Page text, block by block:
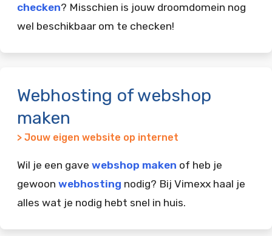
checken? Misschien is jouw droomdomein nog
wel beschikbaar om te checken!
Webhosting of webshop
maken
> Jouw eigen website op internet
Wil je een gave webshop maken of heb je
gewoon webhosting nodig? Bij Vimexx haal je
alles wat je nodig hebt snel in huis.